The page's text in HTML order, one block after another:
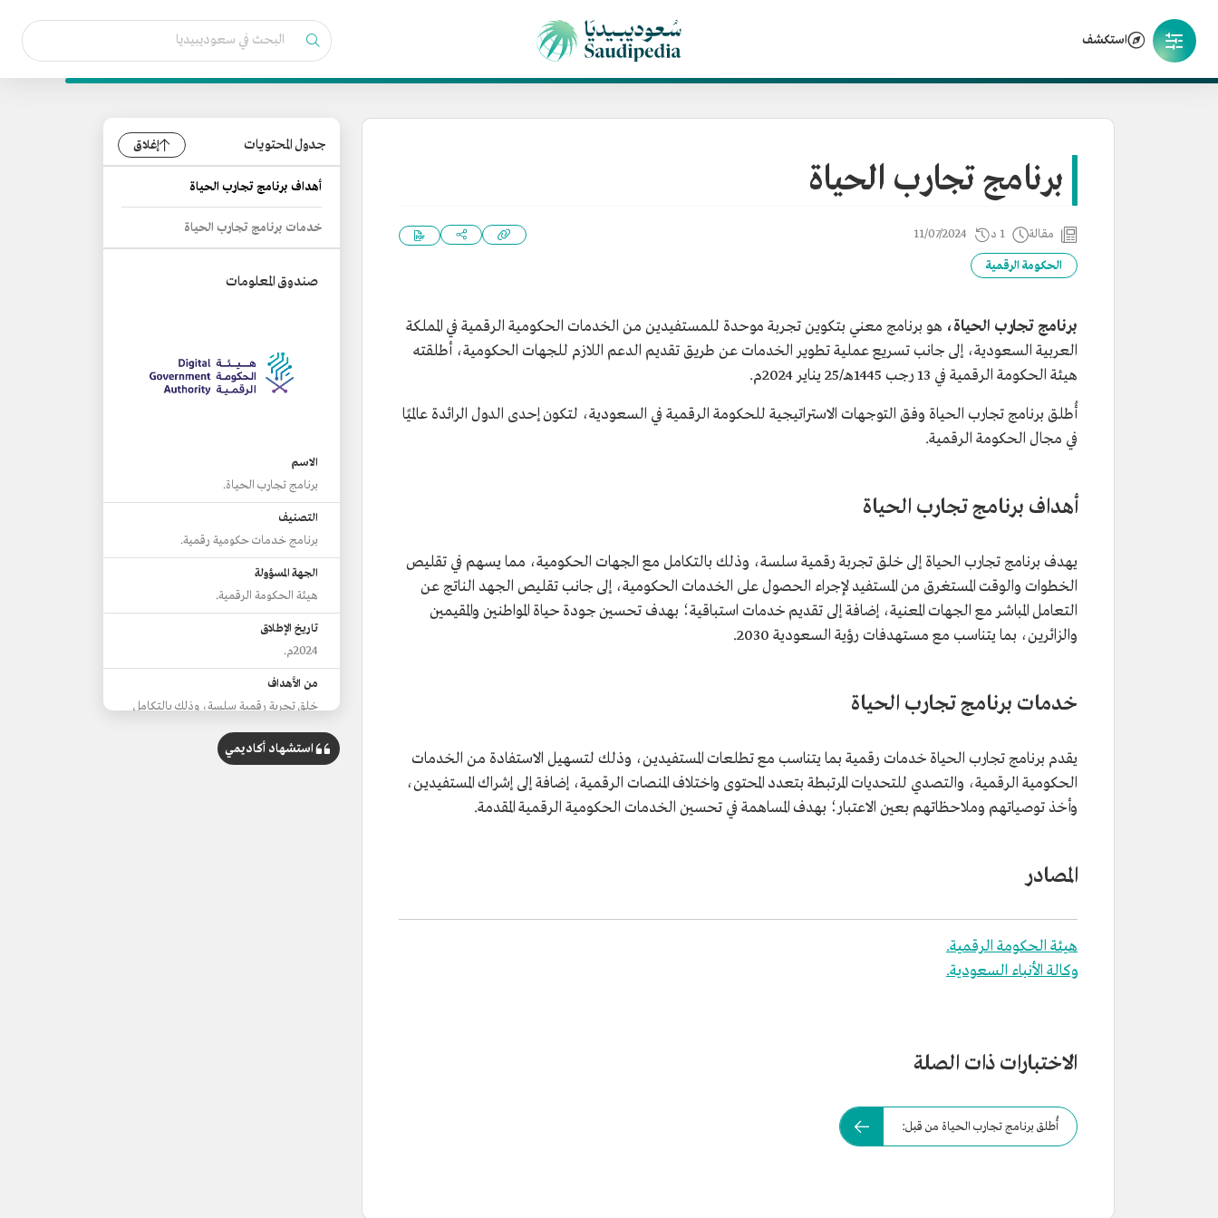
استكشف
برنامج تجارب الحياة
مقالة 1 د 11/07/2024
الحكومة الرقمية
برنامج تجارب الحياة، هو برنامج معني بتكوين تجربة موحدة للمستفيدين من الخدمات الحكومية الرقمية في المملكة
العربية السعودية، إلى جانب تسريع عملية تطوير الخدمات عن طريق تقديم الدعم اللازم للجهات الحكومية، أطلقته
هيئة الحكومة الرقمية في 13 رجب 1445هـ/25 يناير 2024م.
أُطلق برنامج تجارب الحياة وفق التوجهات الاستراتيجية للحكومة الرقمية في السعودية، لتكون إحدى الدول الرائدة عالميًا
في مجال الحكومة الرقمية.
أهداف برنامج تجارب الحياة
يهدف برنامج تجارب الحياة إلى خلق تجربة رقمية سلسة، وذلك بالتكامل مع الجهات الحكومية، مما يسهم في تقليص
الخطوات والوقت المستغرق من المستفيد لإجراء الحصول على الخدمات الحكومية، إلى جانب تقليص الجهد الناتج عن
التعامل المباشر مع الجهات المعنية، إضافة إلى تقديم خدمات استباقية؛ بهدف تحسين جودة حياة المواطنين والمقيمين
والزائرين، بما يتناسب مع مستهدفات رؤية السعودية 2030.
خدمات برنامج تجارب الحياة
يقدم برنامج تجارب الحياة خدمات رقمية بما يتناسب مع تطلعات المستفيدين، وذلك لتسهيل الاستفادة من الخدمات
الحكومية الرقمية، والتصدي للتحديات المرتبطة بتعدد المحتوى واختلاف المنصات الرقمية، إضافة إلى إشراك المستفيدين،
وأخذ توصياتهم وملاحظاتهم بعين الاعتبار؛ بهدف المساهمة في تحسين الخدمات الحكومية الرقمية المقدمة.
المصادر
هيئة الحكومة الرقمية.
وكالة الأنباء السعودية.
الاختبارات ذات الصلة
أُطلق برنامج تجارب الحياة من قبل:
جدول المحتويات إغلاق
أهداف برنامج تجارب الحياة
خدمات برنامج تجارب الحياة
صندوق المعلومات
الاسم
برنامج تجارب الحياة.
التصنيف
برنامج خدمات حكومية رقمية.
الجهة المسؤولة
هيئة الحكومة الرقمية.
تاريخ الإطلاق
2024م.
من الأهداف
خلق تجربة رقمية سلسة، وذلك بالتكامل
تقليص الخطوات والوقت المستغرق من
المستفيد لإجراء الحصول على الخدمات
استشهاد أكاديمي